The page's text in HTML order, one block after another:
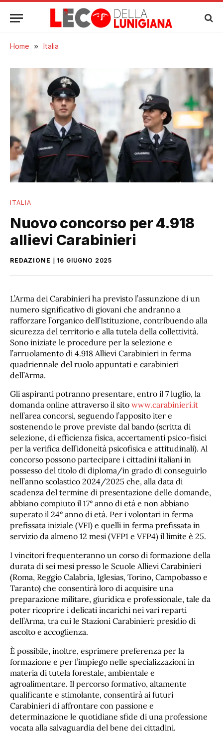
Home » Italia
ITALIA
Nuovo concorso per 4.918
allievi Carabinieri
REDAZIONE 16 GIUGNO 2025
L’Arma dei Carabinieri ha previsto l’assunzione di un
numero significativo di giovani che andranno a
rafforzare l’organico dell’Istituzione, contribuendo alla
sicurezza del territorio e alla tutela della collettività.
Sono iniziate le procedure per la selezione e
l’arruolamento di 4.918 Allievi Carabinieri in ferma
quadriennale del ruolo appuntati e carabinieri
dell’Arma.
Gli aspiranti potranno presentare, entro il 7 luglio, la
domanda online attraverso il sito www.carabinieri.it
nell’area concorsi, seguendo l’apposito iter e
sostenendo le prove previste dal bando (scritta di
selezione, di efficienza fisica, accertamenti psico-fisici
per la verifica dell’idoneità psicofisica e attitudinali). Al
concorso possono partecipare i cittadini italiani in
possesso del titolo di diploma/in grado di conseguirlo
nell’anno scolastico 2024/2025 che, alla data di
scadenza del termine di presentazione delle domande,
abbiano compiuto il 17° anno di età e non abbiano
superato il 24° anno di età. Per i volontari in ferma
prefissata iniziale (VFI) e quelli in ferma prefissata in
servizio da almeno 12 mesi (VFP1 e VFP4) il limite è 25.
I vincitori frequenteranno un corso di formazione della
durata di sei mesi presso le Scuole Allievi Carabinieri
(Roma, Reggio Calabria, Iglesias, Torino, Campobasso e
Taranto) che consentirà loro di acquisire una
preparazione militare, giuridica e professionale, tale da
poter ricoprire i delicati incarichi nei vari reparti
dell’Arma, tra cui le Stazioni Carabinieri: presidio di
ascolto e accoglienza.
È possibile, inoltre, esprimere preferenza per la
formazione e per l’impiego nelle specializzazioni in
materia di tutela forestale, ambientale e
agroalimentare. Il percorso formativo, altamente
qualificante e stimolante, consentirà ai futuri
Carabinieri di affrontare con passione e
determinazione le quotidiane sfide di una professione
vocata alla salvaguardia del bene dei cittadini.